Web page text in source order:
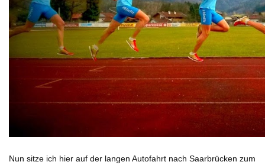
Nun sitze ich hier auf der langen Autofahrt nach Saarbrücken zum